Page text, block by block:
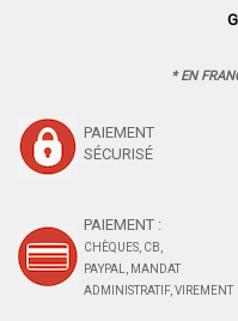
* EN
PAIEMENT
SÉCURISÉ
PAIEMENT :
CHÈQUES, CB,
PAYPAL, MANDAT
ADMINISTRATIF, VIREMENT